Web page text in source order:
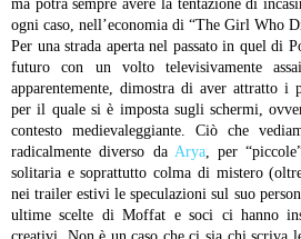
ma potrà sempre avere la tentazione di
ogni caso, nell’economia di “The Girl Who
Per una strada aperta nel passato in quel di
futuro con un volto televisivamente
apparentemente, dimostra di aver attratto i
per il quale si è imposta sugli schermi,
contesto medievaleggiante. Ciò che
radicalmente diverso da Arya, per
solitaria e soprattutto colma di mistero
nei trailer estivi le speculazioni sul suo
ultime scelte di Moffat e soci ci hanno